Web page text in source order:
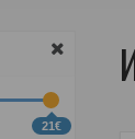
21€